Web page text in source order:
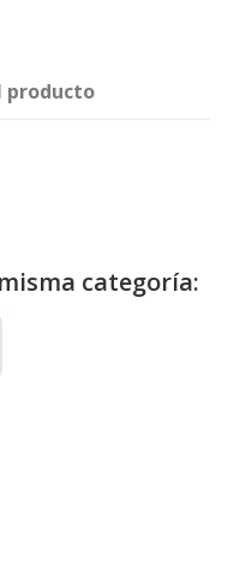
producto
categoría: